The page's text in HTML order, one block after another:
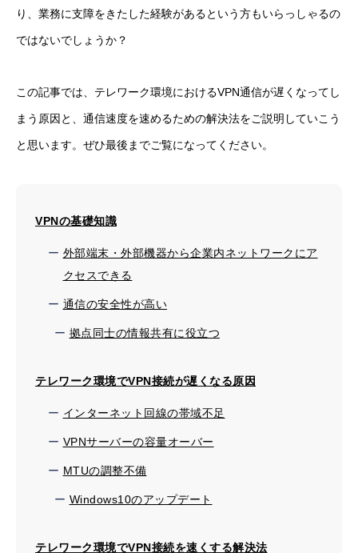
り、業務に支障をきたした経験があるという方もいらっしゃるの
ではないでしょうか？
この記事では、テレワーク環境におけるVPN通信が遅くなってし
まう原因と、通信速度を速めるための解決法をご説明していこう
と思います。ぜひ最後までご覧になってください。
VPNの基礎知識
外部端末・外部機器から企業内ネットワークにア
クセスできる
通信の安全性が高い
拠点同士の情報共有に役立つ
テレワーク環境でVPN接続が遅くなる原因
インターネット回線の帯域不足
VPNサーバーの容量オーバー
MTUの調整不備
Windows10のアップデート
テレワーク環境でVPN接続を速くする解決法